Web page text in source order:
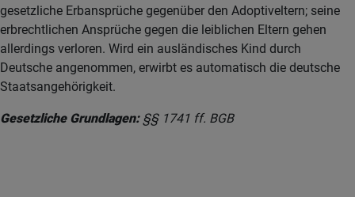
gesetzliche Erbansprüche gegenüber den Adoptiveltern; seine
erbrechtlichen Ansprüche gegen die leiblichen Eltern gehen
allerdings verloren. Wird ein ausländisches Kind durch
Deutsche angenommen, erwirbt es automatisch die deutsche
Staatsangehörigkeit.
Gesetzliche Grundlagen:§§ 1741 ff. BGB